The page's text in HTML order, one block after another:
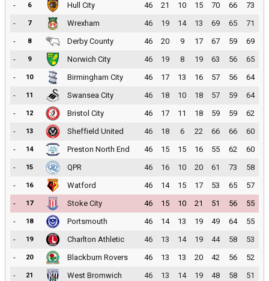
-
6 Hull City 46 21 10 15 70 66
73
-
7 Wrexham 46 19 14 13 69 65
71
-
8 Derby County 46 20 9 17 67 59
69
-
9 Norwich City 46 19 8 19 63 56
65
-
10 Birmingham City 46 17 13 16 57 56
64
-
11 Swansea City 46 18 10 18 57 59
64
-
12 Bristol City 46 17 11 18 59 59
62
-
13 Sheffield United 46 18 6 22 66 66
60
-
14 Preston North End 46 15 15 16 55 62
60
-
15 QPR 46 16 10 20 61 73
58
-
16 Watford 46 14 15 17 53 65
57
-
17 Stoke City 46 15 10 21 51 56
55
-
18 Portsmouth 46 14 13 19 49 64
55
-
19 Charlton Athletic 46 13 14 19 44 58
53
-
20 Blackburn Rovers 46 13 13 20 42 56
52
-
21 West Bromwich 46 13 14 19 48 58
51